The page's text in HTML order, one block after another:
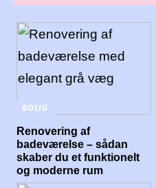
BOLIG
Renovering af
badeværelse – sådan
skaber du et funktionelt
og moderne rum